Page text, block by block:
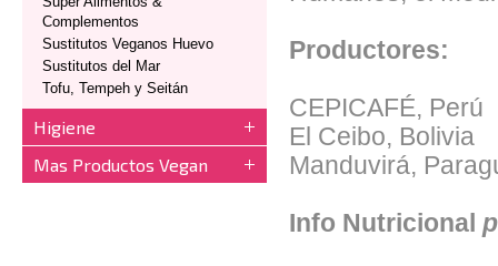
Complementos
Sustitutos Veganos Huevo
Sustitutos del Mar
Tofu, Tempeh y Seitán
Higiene
Mas Productos Vegan
Productores:
CEPICAFÉ, Perú
El Ceibo, Bolivia
Manduvirá,
Info Nutricional